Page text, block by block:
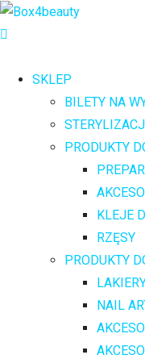
SKLEP
BILETY NA
PRODUKTY
KLEJE
RZĘSY
PRODUKTY
NAIL